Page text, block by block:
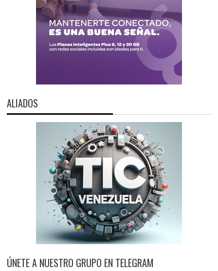
ALIADOS
ÚNETE A NUESTRO GRUPO EN TELEGRAM